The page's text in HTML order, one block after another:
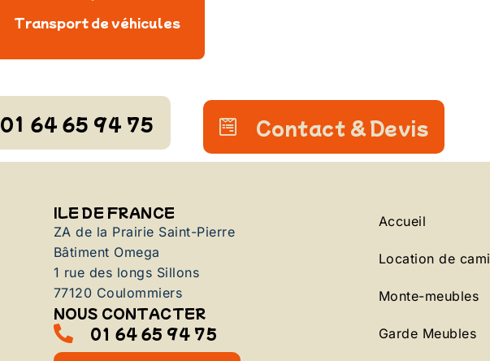
Transport de véhicules
01 64 65 94 75 Contact & Devis
ILE DE FRANCE
ZA de la Prairie Saint-Pierre
Bâtiment Omega
1 rue des longs Sillons
77120 Coulommiers
NOUS CONTACTER
01 64 65 94 75
Accueil
Location de
Monte-meubles
Garde Meubles